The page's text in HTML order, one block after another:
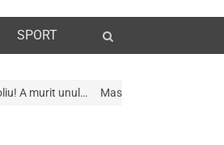
SPORT
search
Mascații au descins la Galeria de Artã din